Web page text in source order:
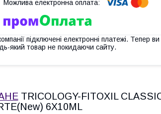
підключені електронні платежі. Тепер
який товар не покидаючи сайту.
TRICOLOGY-FITOXIL
6X10ML